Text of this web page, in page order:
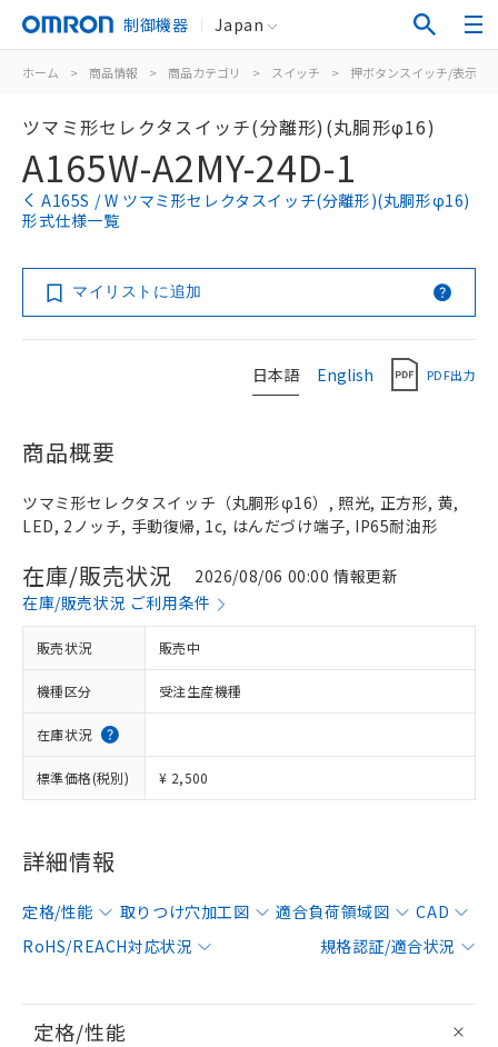
制御機器 Japan
ホーム > 商品情報 > 商品カテゴリ > スイッチ > 押ボタンスイッチ/表示灯
ツマミ形セレクタスイッチ(分離形)(丸胴形φ16)
A165W-A2MY-24D-1
A165S / W ツマミ形セレクタスイッチ(分離形)(丸胴形φ16)
形式仕様一覧
マイリストに追加
日本語 English PDF出力
商品概要
ツマミ形セレクタスイッチ（丸胴形φ16）, 照光, 正方形, 黄,
LED, 2ノッチ, 手動復帰, 1c, はんだづけ端子, IP65耐油形
在庫/販売状況
2026/08/06 00:00 情報更新
在庫/販売状況 ご利用条件
販売状況 販売中
機種区分 受注生産機種
在庫状況
標準価格(税別) ¥ 2,500
詳細情報
定格/性能 取りつけ穴加工図 適合負荷領域図
CAD
RoHS/REACH対応状況
規格認証/適合状況
定格/性能